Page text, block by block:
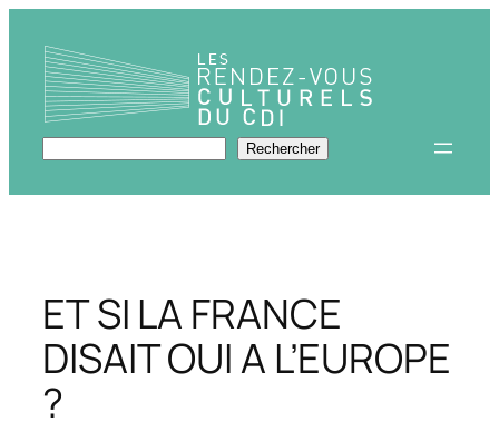
contenu
Rechercher Rechercher
ET SI LA FRANCE
DISAIT OUI A L’EUROPE
?